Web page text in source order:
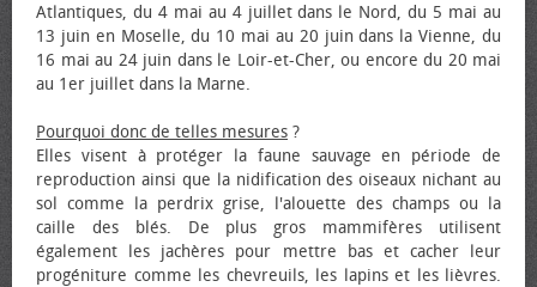
Atlantiques, du 4 mai au 4 juillet dans le Nord, du 5 mai au
13 juin en Moselle, du 10 mai au 20 juin dans la Vienne, du
16 mai au 24 juin dans le Loir-et-Cher, ou encore du 20 mai
au 1er juillet dans la Marne.
Pourquoi donc de telles mesures ?
Elles visent à protéger la faune sauvage en période de
reproduction ainsi que la nidification des oiseaux nichant au
sol comme la perdrix grise, l'alouette des champs ou la
caille des blés. De plus gros mammifères utilisent
également les jachères pour mettre bas et cacher leur
progéniture comme les chevreuils, les lapins et les lièvres.